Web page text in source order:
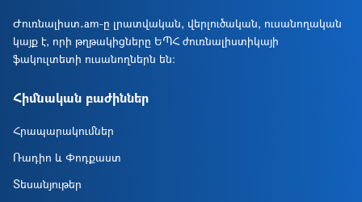
Ժուռնալիստ․am-ը լրատվական, վերլուծական, ուսանողական
կայք է, որի թղթակիցները ԵՊՀ ժուռնալիստիկայի
ֆակուլտետի ուսանողներն են։
Հիմնական բաժիններ
Հրապարակումներ
Ռադիո և Փոդքաստ
Տեսանյութեր